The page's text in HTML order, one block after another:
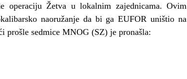
operaciju Žetva u lokalnim zajednicama. Ovim
naoružanje da bi ga EUFOR uništio na
prošle sedmice MNOG (SZ) je pronašla: